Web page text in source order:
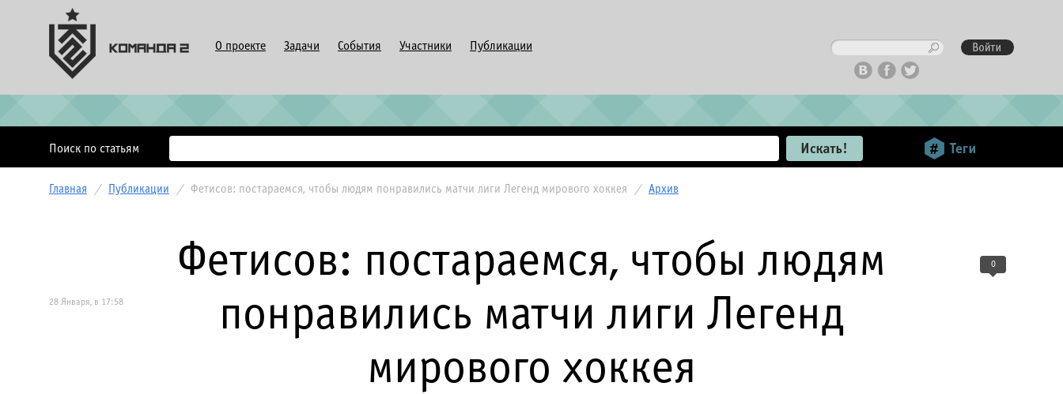
О проекте Задачи События Участники Публикации
Поиск по статьям
Главная / Публикации / Фетисов: постараемся, чтобы людям понравились матчи лиги Легенд мирового хоккея / Архив
28 Января, в 17:58
Фетисов: постараемся, чтобы людям
понравились матчи лиги Легенд
мирового хоккея
0